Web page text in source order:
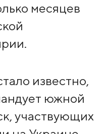
месяцев
известно,
южной
участвующих